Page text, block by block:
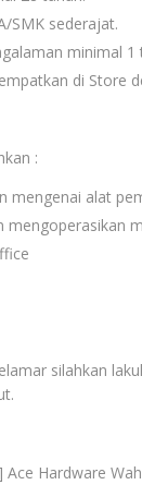
SMK sederajat.
minimal 1
di Store
:
mengenai alat
mengoperasikan
silahkan
] Ace Hardware